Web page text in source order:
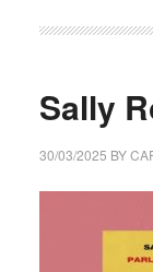
Sally
30/03/2025 BY